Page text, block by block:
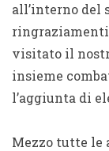
all’interno del
visitato il
insieme
l’aggiunta di
Mezzo tutte le